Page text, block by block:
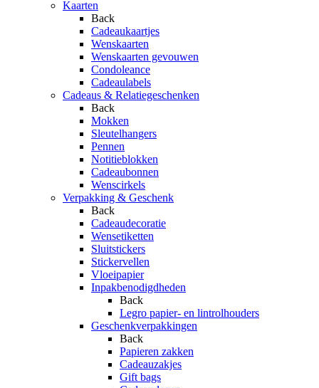
Kaarten
Back
Cadeaukaartjes
Wenskaarten
Wenskaarten gevouwen
Condoleance
Cadeaulabels
Cadeaus & Relatiegeschenken
Back
Mokken
Sleutelhangers
Pennen
Notitieblokken
Cadeaubonnen
Wenscirkels
Verpakking & Geschenk
Back
Cadeaudecoratie
Wensetiketten
Sluitstickers
Stickervellen
Vloeipapier
Inpakbenodigdheden
Back
Legro papier- en lintrolhouders
Geschenkverpakkingen
Back
Papieren zakken
Cadeauzakjes
Gift bags